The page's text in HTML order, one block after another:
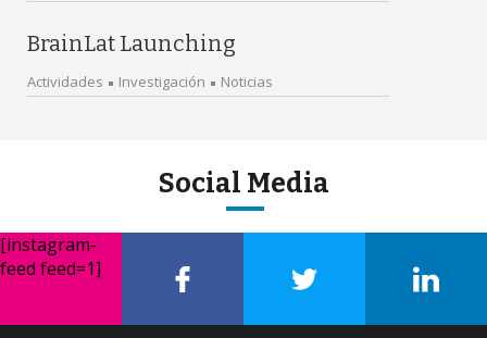
BrainLat Launching
Actividades Investigación Noticias
Social Media
[instagram-
feed feed=1]